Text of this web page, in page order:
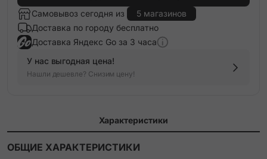
Самовывоз сегодня из
5 магазинов
Доставка по городу бесплатно
Доставка Яндекс Go за 3 часа
У нас выгодная цена!
Нашли дешевле? Снизим цену!
Характеристики
ОБЩИЕ ХАРАКТЕРИСТИКИ